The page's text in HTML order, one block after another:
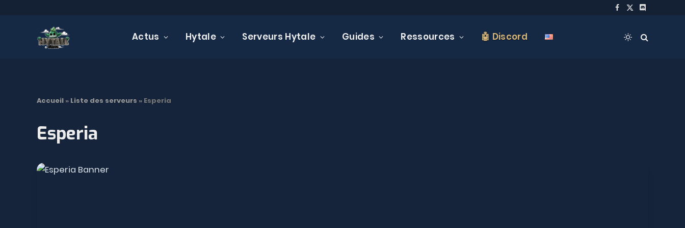
Facebook
X
Discord
Actus Hytale Serveurs Hytale Guides Ressources 🤖 Discord
Accueil » Liste des serveurs » Esperia
Esperia